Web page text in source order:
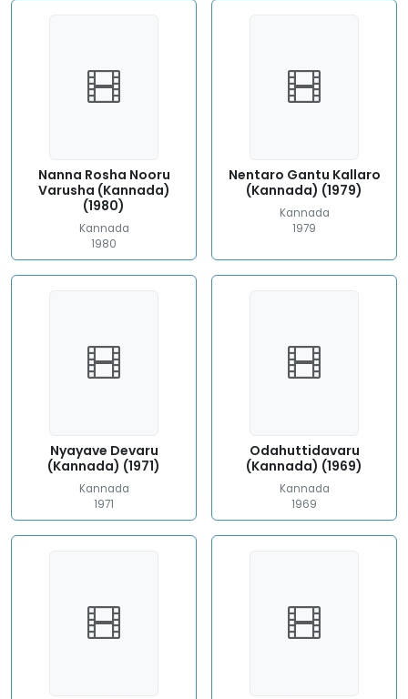
Nanna Rosha Nooru
Varusha (Kannada)
(1980)
Kannada
1980
Nentaro Gantu Kallaro
(Kannada) (1979)
Kannada
1979
Nyayave Devaru
(Kannada) (1971)
Kannada
1971
Odahuttidavaru
(Kannada) (1969)
Kannada
1969